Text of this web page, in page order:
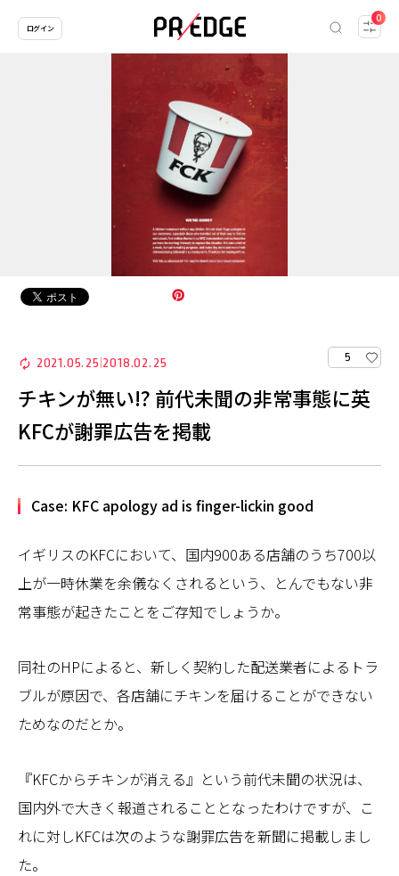
0
ログイン
2021.05.25 2018.02.25 5
チキンが無い!? 前代未聞の非常事態に英
KFCが謝罪広告を掲載
Case: KFC apology ad is finger-lickin good
イギリスのKFCにおいて、国内900ある店舗のうち700以
上が一時休業を余儀なくされるという、とんでもない非
常事態が起きたことをご存知でしょうか。
同社のHPによると、新しく契約した配送業者によるトラ
ブルが原因で、各店舗にチキンを届けることができない
ためなのだとか。
『KFCからチキンが消える』という前代未聞の状況は、
国内外で大きく報道されることとなったわけですが、こ
れに対しKFCは次のような謝罪広告を新聞に掲載しまし
た。